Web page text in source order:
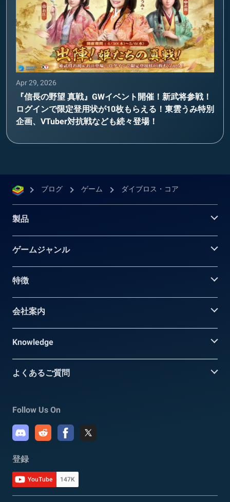
Apr 29, 2026
『信長の野望 真戦』GWイベント開催！新武将参戦！
ログインで限定登用状が10枚もらえる！東雲うみ特別
企画、VTuber対抗戦なども続々登場！
ブログ ゲーム ダイブロス・コア
製品
ゲームジャンル
特徴
会社案内
Knowledge
よくあるご質問
Follow Us On
登録
YouTube 147K